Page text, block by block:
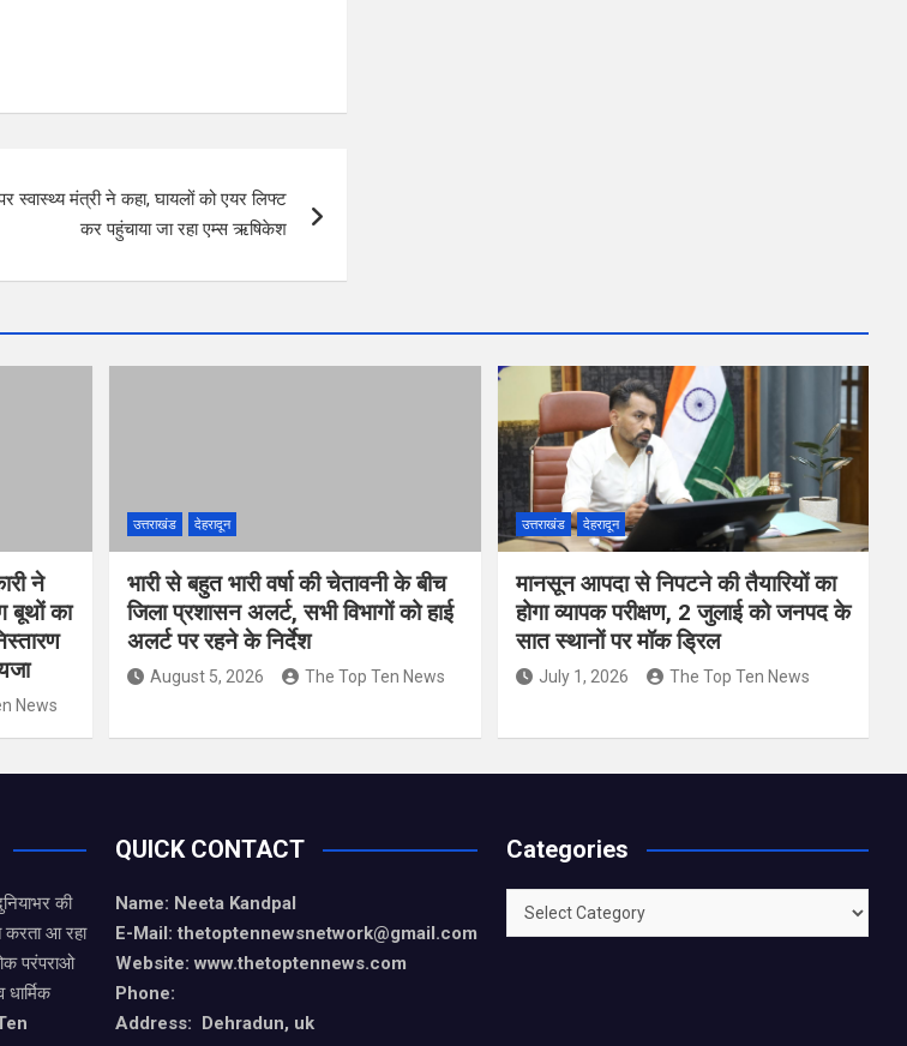
स्वास्थ्य मंत्री ने कहा, घायलों को एयर लिफ्ट
कर पहुंचाया जा रहा एम्स ऋषिकेश
ने
बूथों का
News
उत्तराखंड देहरादून
भारी से बहुत भारी वर्षा की चेतावनी के बीच
जिला प्रशासन अलर्ट, सभी विभागों को हाई
अलर्ट पर रहने के निर्देश
August 5, 2026 The Top Ten News
उत्तराखंड देहरादून
मानसून आपदा से निपटने की तैयारियों का
होगा व्यापक परीक्षण, 2 जुलाई को जनपद के
सात स्थानों पर मॉक ड्रिल
July 1, 2026 The Top Ten News
की
करता आ रहा
परंपराओ
QUICK CONTACT
Name: Neeta Kandpal
E-Mail: thetoptennewsnetwork@gmail.com
Website: www.thetoptennews.com
Phone:
Address: Dehradun, uk
Categories
Categories